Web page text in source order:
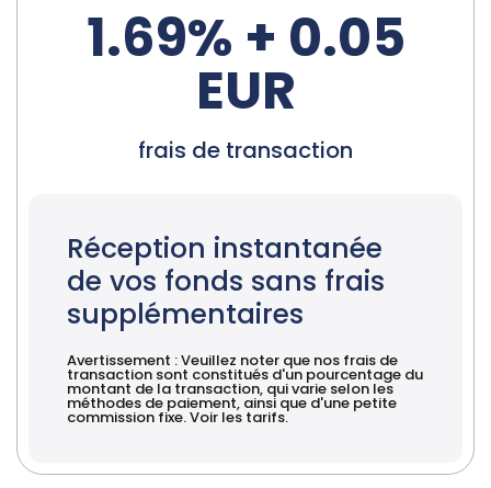
1.69% + 0.05
EUR
frais de transaction
Réception instantanée
de vos fonds sans frais
supplémentaires
Avertissement : Veuillez noter que nos frais de
transaction sont constitués d'un pourcentage du
montant de la transaction, qui varie selon les
méthodes de paiement, ainsi que d'une petite
commission fixe. Voir les tarifs.